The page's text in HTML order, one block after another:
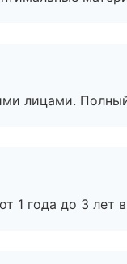
лицами.
1 года до 3 лет